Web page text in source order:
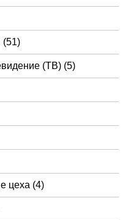
(51)
(ТВ) (5)
цеха (4)